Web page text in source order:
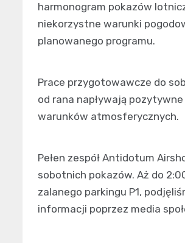
harmonogram pokazów
niekorzystne warunki
planowanego programu.
Prace przygotowawcze do
od rana napływają
warunków atmosferycznych.
Pełen zespół Antidotum
sobotnich pokazów. Aż do
zalanego parkingu P1,
informacji poprzez media